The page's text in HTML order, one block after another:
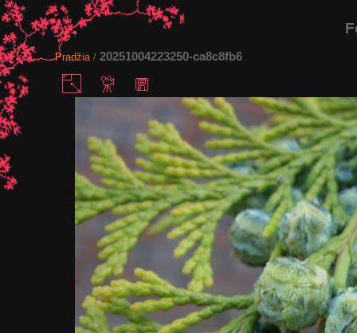
Pradžia/ 20251004223250-ca8c8fb6